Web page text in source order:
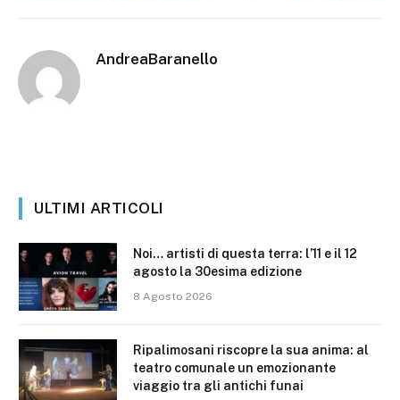
AndreaBaranello
ULTIMI ARTICOLI
Noi… artisti di questa terra: l’11 e il 12
agosto la 30esima edizione
8 Agosto 2026
Ripalimosani riscopre la sua anima: al
teatro comunale un emozionante
viaggio tra gli antichi funai